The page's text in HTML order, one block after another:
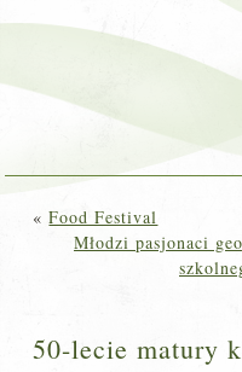
«Food Festival
Młodzi pasjonaci
50-lecie matury